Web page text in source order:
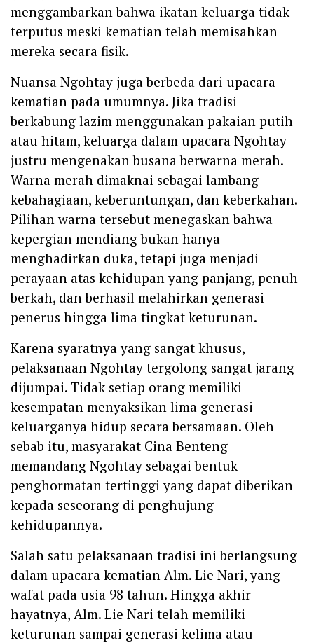
menggambarkan bahwa ikatan keluarga tidak
terputus meski kematian telah memisahkan
mereka secara fisik.
Nuansa Ngohtay juga berbeda dari upacara
kematian pada umumnya. Jika tradisi
berkabung lazim menggunakan pakaian putih
atau hitam, keluarga dalam upacara Ngohtay
justru mengenakan busana berwarna merah.
Warna merah dimaknai sebagai lambang
kebahagiaan, keberuntungan, dan keberkahan.
Pilihan warna tersebut menegaskan bahwa
kepergian mendiang bukan hanya
menghadirkan duka, tetapi juga menjadi
perayaan atas kehidupan yang panjang, penuh
berkah, dan berhasil melahirkan generasi
penerus hingga lima tingkat keturunan.
Karena syaratnya yang sangat khusus,
pelaksanaan Ngohtay tergolong sangat jarang
dijumpai. Tidak setiap orang memiliki
kesempatan menyaksikan lima generasi
keluarganya hidup secara bersamaan. Oleh
sebab itu, masyarakat Cina Benteng
memandang Ngohtay sebagai bentuk
penghormatan tertinggi yang dapat diberikan
kepada seseorang di penghujung
kehidupannya.
Salah satu pelaksanaan tradisi ini berlangsung
dalam upacara kematian Alm. Lie Nari, yang
wafat pada usia 98 tahun. Hingga akhir
hayatnya, Alm. Lie Nari telah memiliki
keturunan sampai generasi kelima atau